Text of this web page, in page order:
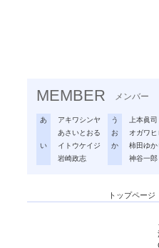
MEMBER メンバー
あ
アキワシンヤ
あさいとおる
い
イトウケイジ
岩崎政志
う
上本眞司
お
オガワヒ
か
柿田ゆか
神谷一郎
トップページ